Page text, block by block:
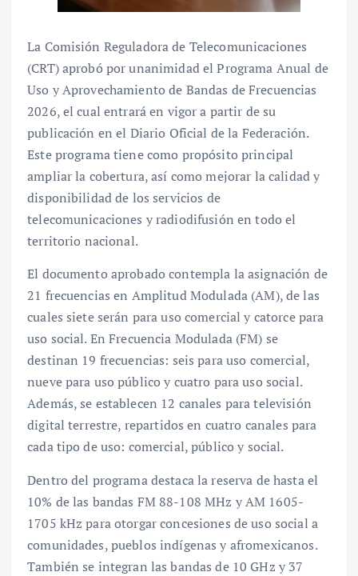
La Comisión Reguladora de Telecomunicaciones
(CRT) aprobó por unanimidad el Programa Anual de
Uso y Aprovechamiento de Bandas de Frecuencias
2026, el cual entrará en vigor a partir de su
publicación en el Diario Oficial de la Federación.
Este programa tiene como propósito principal
ampliar la cobertura, así como mejorar la calidad y
disponibilidad de los servicios de
telecomunicaciones y radiodifusión en todo el
territorio nacional.
El documento aprobado contempla la asignación de
21 frecuencias en Amplitud Modulada (AM), de las
cuales siete serán para uso comercial y catorce para
uso social. En Frecuencia Modulada (FM) se
destinan 19 frecuencias: seis para uso comercial,
nueve para uso público y cuatro para uso social.
Además, se establecen 12 canales para televisión
digital terrestre, repartidos en cuatro canales para
cada tipo de uso: comercial, público y social.
Dentro del programa destaca la reserva de hasta el
10% de las bandas FM 88-108 MHz y AM 1605-
1705 kHz para otorgar concesiones de uso social a
comunidades, pueblos indígenas y afromexicanos.
También se integran las bandas de 10 GHz y 37